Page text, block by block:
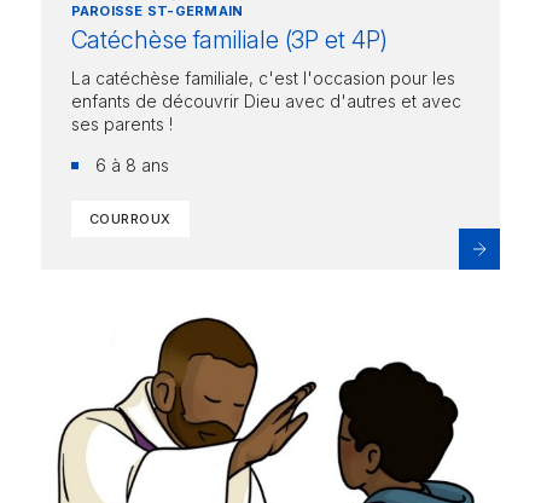
PAROISSE ST-GERMAIN
Catéchèse familiale (3P et 4P)
La catéchèse familiale, c'est l'occasion pour les
enfants de découvrir Dieu avec d'autres et avec
ses parents !
6 à 8 ans
COURROUX